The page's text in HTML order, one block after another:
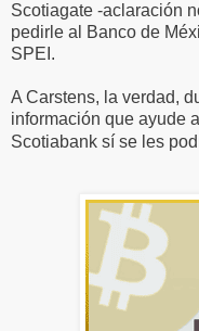
Scotiagate -aclaración
pedirle al Banco de
SPEI.
A Carstens, la verdad,
información que ayude
Scotiabank sí se les